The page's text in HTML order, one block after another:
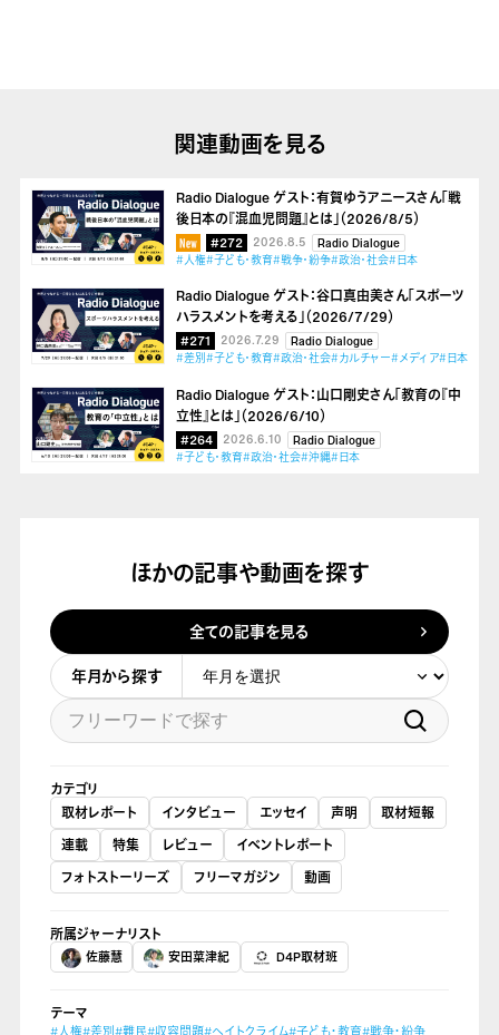
関連動画を見る
Radio Dialogue ゲスト：有賀ゆうアニースさん「戦
後日本の『混血児問題』とは」（2026/8/5）
#272 2026.8.5
Radio Dialogue
#人権#子ども・教育#戦争・紛争#政治・社会#日本
Radio Dialogue ゲスト：谷口真由美さん「スポーツ
ハラスメントを考える」（2026/7/29）
#271 2026.7.29
Radio Dialogue
#差別#子ども・教育#政治・社会#カルチャー#メディア#日本
Radio Dialogue ゲスト：山口剛史さん「教育の『中
立性』とは」（2026/6/10）
#264 2026.6.10
Radio Dialogue
#子ども・教育#政治・社会#沖縄#日本
ほかの記事や動画を探す
全ての記事を見る
年月から探す
カテゴリ
取材レポート
インタビュー エッセイ 声明
取材短報
連載
特集 レビュー
イベントレポート
フォトストーリーズ
フリーマガジン 動画
所属ジャーナリスト
佐藤慧 安田菜津紀 D4P取材班
テーマ